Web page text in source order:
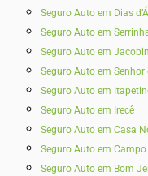
Seguro Auto em Dias
Seguro Auto em
Seguro Auto em
Seguro Auto em Senhor
Seguro Auto em
Seguro Auto em Irecê
Seguro Auto em Casa
Seguro Auto em
Seguro Auto em Bom